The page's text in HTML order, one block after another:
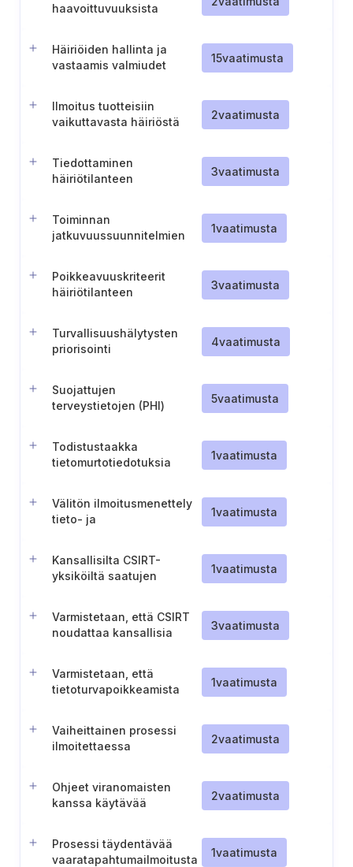
haavoittuvuuksista
Häiriöiden hallinta ja
vastaamis valmiudet
15vaatimusta
Ilmoitus tuotteisiin
vaikuttavasta häiriöstä
2vaatimusta
Tiedottaminen
häiriötilanteen
3vaatimusta
Toiminnan
jatkuvuussuunnitelmien
1vaatimusta
Poikkeavuuskriteerit
häiriötilanteen
3vaatimusta
Turvallisuushälytysten
priorisointi
4vaatimusta
Suojattujen
terveystietojen (PHI)
ilmoitukset
5vaatimusta
Todistustaakka
tietomurtotiedotuksia
1vaatimusta
Välitön ilmoitusmenettely
tieto- ja
1vaatimusta
Kansallisilta CSIRT-
yksiköiltä saatujen
1vaatimusta
Varmistetaan, että CSIRT
noudattaa kansallisia
(Romania)
3vaatimusta
Varmistetaan, että
tietoturvapoikkeamista
(Romania)
1vaatimusta
Vaiheittainen prosessi
ilmoitettaessa
2vaatimusta
Ohjeet viranomaisten
kanssa käytävää
2vaatimusta
Prosessi täydentävää
vaaratapahtumailmoitusta
1vaatimusta